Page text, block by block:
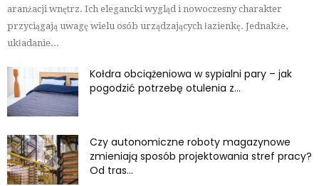
aranżacji wnętrz. Ich elegancki wygląd i nowoczesny charakter
przyciągają uwagę wielu osób urządzających łazienkę. Jednakże,
układanie...
Kołdra obciążeniowa w sypialni pary – jak
pogodzić potrzebę otulenia z...
Czy autonomiczne roboty magazynowe
zmieniają sposób projektowania stref pracy?
Od tras...